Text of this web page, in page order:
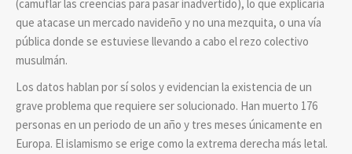
(camuflar las creencias para pasar inadvertido), lo que explicaría
que atacase un mercado navideño y no una mezquita, o una vía
pública donde se estuviese llevando a cabo el rezo colectivo
musulmán.
Los datos hablan por sí solos y evidencian la existencia de un
grave problema que requiere ser solucionado. Han muerto 176
personas en un periodo de un año y tres meses únicamente en
Europa. El islamismo se erige como la extrema derecha más letal.